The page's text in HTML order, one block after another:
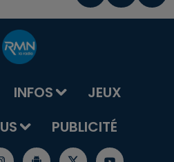
INFOS
JEUX
PUBLICITÉ